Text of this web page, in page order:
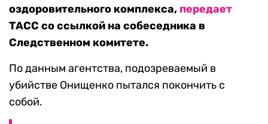
оздоровительного комплекса, передает
ТАСС со ссылкой на собеседника в
Следственном комитете.
По данным агентства, подозреваемый в
убийстве Онищенко пытался покончить с
собой.